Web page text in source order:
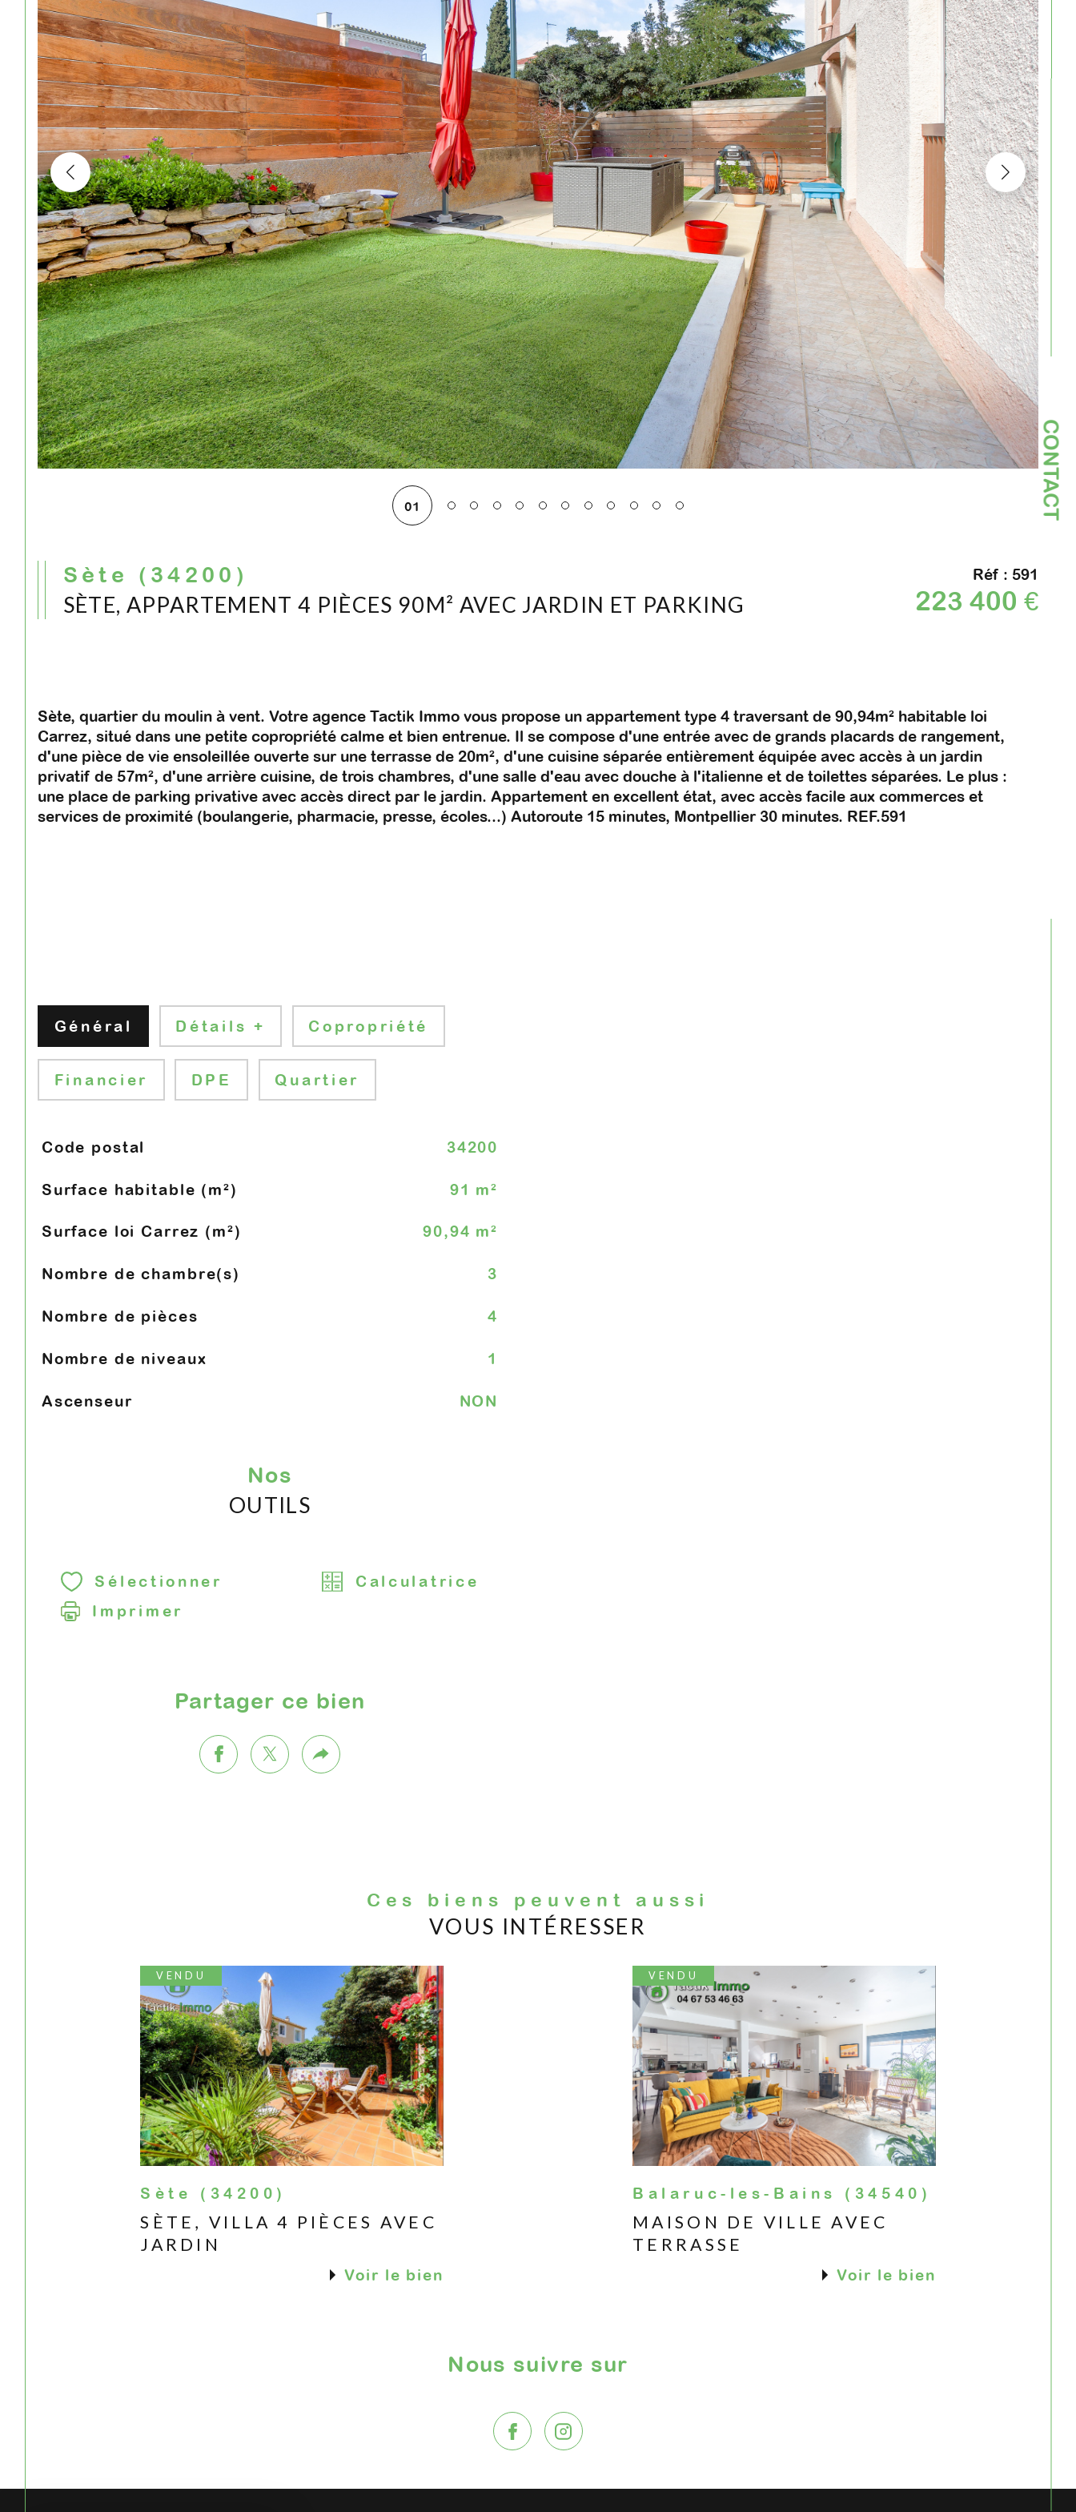
CONTACT
01
Sète (34200)
SÈTE, APPARTEMENT 4 PIÈCES 90M² AVEC JARDIN ET PARKING
Réf : 591
223 400 €
Sète, quartier du moulin à vent. Votre agence Tactik Immo vous propose un appartement type 4 traversant de 90,94m² habitable loi
Carrez, situé dans une petite copropriété calme et bien entrenue. Il se compose d'une entrée avec de grands placards de rangement,
d'une pièce de vie ensoleillée ouverte sur une terrasse de 20m², d'une cuisine séparée entièrement équipée avec accès à un jardin
privatif de 57m², d'une arrière cuisine, de trois chambres, d'une salle d'eau avec douche à l'italienne et de toilettes séparées. Le plus :
une place de parking privative avec accès direct par le jardin. Appartement en excellent état, avec accès facile aux commerces et
services de proximité (boulangerie, pharmacie, presse, écoles...) Autoroute 15 minutes, Montpellier 30 minutes. REF.591
Général Détails + Copropriété
Financier DPE Quartier
TRAD_SIROCCO_Caracteristique
Code postal 34200
Surface habitable (m²) 91 m²
Surface loi Carrez (m²) 90,94 m²
Nombre de chambre(s) 3
Nombre de pièces 4
Nombre de niveaux 1
Ascenseur NON
Nos
OUTILS
Sélectionner
Calculatrice
Imprimer
Partager ce bien
Ces biens peuvent aussi
VOUS INTÉRESSER
VENDU
Sète (34200)
SÈTE, VILLA 4 PIÈCES AVEC
JARDIN
Voir le bien
VENDU
Balaruc-les-Bains (34540)
MAISON DE VILLE AVEC
TERRASSE
Voir le bien
Nous suivre sur